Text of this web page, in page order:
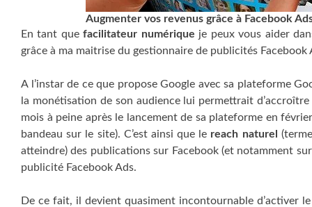
Augmenter vos revenus grâce à Facebook
En tant quefacilitateur numérique je peux vous aider
grâce à ma maitrise du gestionnaire de publicités Facebook
A l’instar de ce que propose Google avec sa plateforme
la monétisation de son audience lui permettrait
mois à peine après le lancement de sa plateforme en
bandeau sur le site). C’est ainsi que le reach naturel
atteindre) des publications sur Facebook (et notamment
publicité Facebook Ads.
De ce fait, il devient quasiment incontournable d’activer